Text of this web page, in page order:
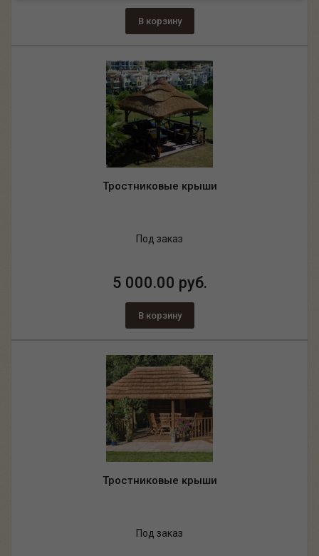
В корзину
Тростниковые крыши
Под заказ
5 000.00 руб.
В корзину
Тростниковые крыши
Под заказ